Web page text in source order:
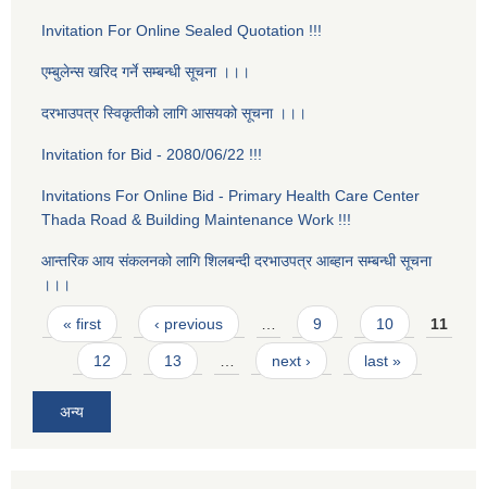
Invitation For Online Sealed Quotation !!!
एम्बुलेन्स खरिद गर्ने सम्बन्धी सूचना ।।।
दरभाउपत्र स्विकृतीको लागि आसयको सूचना ।।।
Invitation for Bid - 2080/06/22 !!!
Invitations For Online Bid - Primary Health Care Center
Thada Road & Building Maintenance Work !!!
आन्तरिक आय स‌ंकलनको लागि शिलबन्दी दरभाउपत्र आब्हान सम्बन्धी सूचना
।।।
Pages
« first ‹ previous … 9 10 11
12 13 … next › last »
अन्य